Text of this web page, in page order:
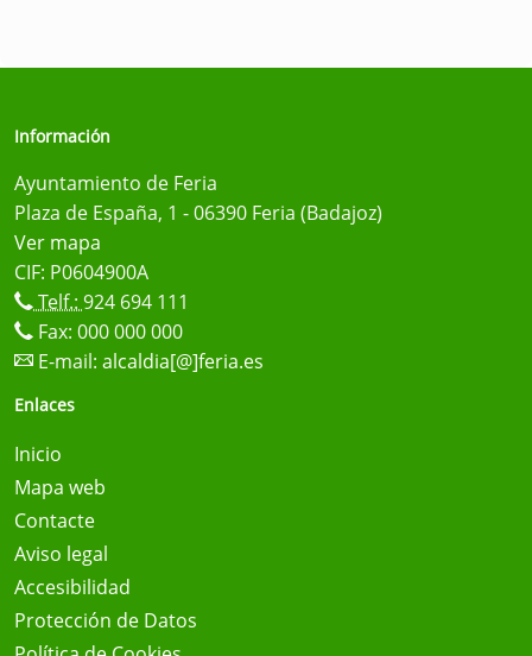
Información
Ayuntamiento de Feria
Plaza de España, 1 - 06390 Feria (Badajoz)
Ver mapa
CIF: P0604900A
Telf.: 924 694 111
Fax: 000 000 000
E-mail: alcaldia[@]feria.es
Enlaces
Inicio
Mapa web
Contacte
Aviso legal
Accesibilidad
Protección de Datos